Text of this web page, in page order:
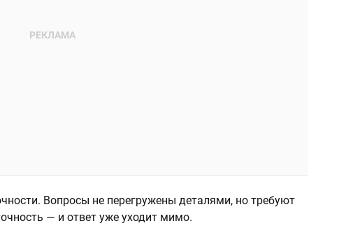
Вопросы не перегружены деталями, но требуют
— и ответ уже уходит мимо.